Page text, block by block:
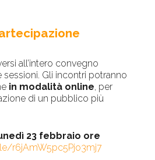
all’intero convegno
Gli incontri potranno
in modalità online, per
di un pubblico più
23 febbraio ore
r6jAmW5pc5Pjo3mj7